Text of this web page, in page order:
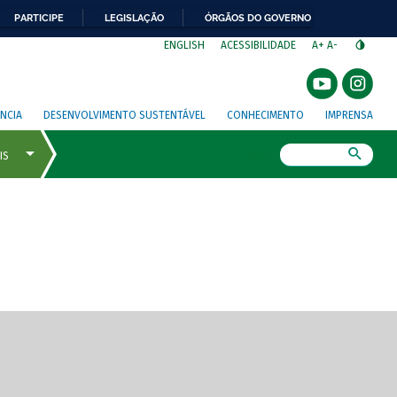
PARTICIPE LEGISLAÇÃO ÓRGÃOS DO GOVERNO
ENGLISH ACESSIBILIDADE A+ A-
DESENVOLVIMENTO SUSTENTÁVEL CONHECIMENTO IMPRENSA
de tela